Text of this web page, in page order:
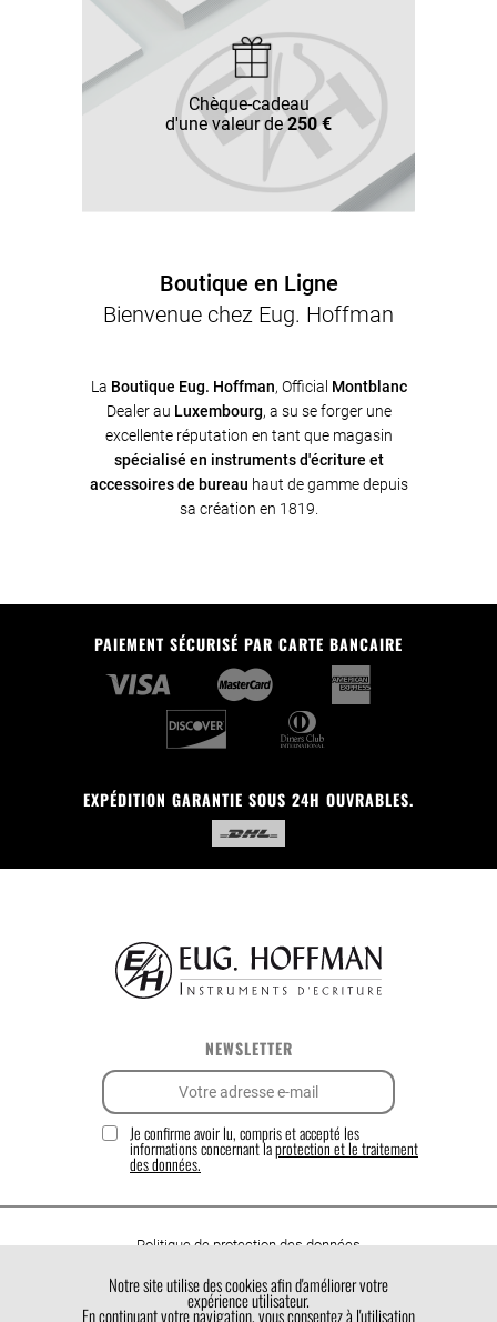
Chèque-cadeau
d'une valeur de250 €
Boutique en Ligne
Bienvenue chez Eug. Hoffman
La Boutique Eug. Hoffman, Official Montblanc
Dealer au Luxembourg, a su se forger une
excellente réputation en tant que magasin
spécialisé en instruments d'écriture et
accessoires de bureau haut de gamme depuis
sa création en 1819.
PAIEMENT SÉCURISÉ PAR CARTE BANCAIRE
EXPÉDITION GARANTIE SOUS 24H OUVRABLES.
NEWSLETTER
Je confirme avoir lu, compris et accepté les
informations concernant laprotection et le traitement
des données.
Politique de protection des données
Politique de cookies
Conditions générales de vente
Notre site utilise des cookies afin d'améliorer votre
expérience utilisateur.
En continuant votre navigation, vous consentez à l'utilisation